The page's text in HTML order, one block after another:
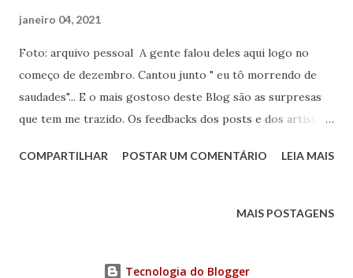
janeiro 04, 2021
Foto: arquivo pessoal A gente falou deles aqui logo no
começo de dezembro. Cantou junto " eu tô morrendo de
saudades"... E o mais gostoso deste Blog são as surpresas
que tem me trazido. Os feedbacks dos posts e dos artistas
minha surpresa recebi uma mensagem na página do Falando
Marcos com uma novidade :estão de volta e com trabalho
Queiroz Galeano e Marcos Paulo de Queiroz Galeano
COMPARTILHAR POSTAR UM COMENTÁRIO LEIA MAIS
MAIS POSTAGENS
Tecnologia do Blogger